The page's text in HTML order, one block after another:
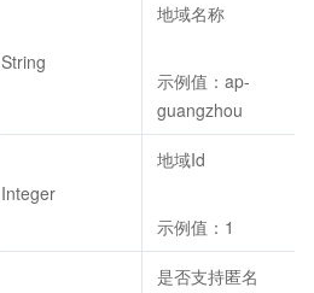
String
地域名称
示例值：ap-
guangzhou
Integer
地域Id
示例值：1
是否支持匿名